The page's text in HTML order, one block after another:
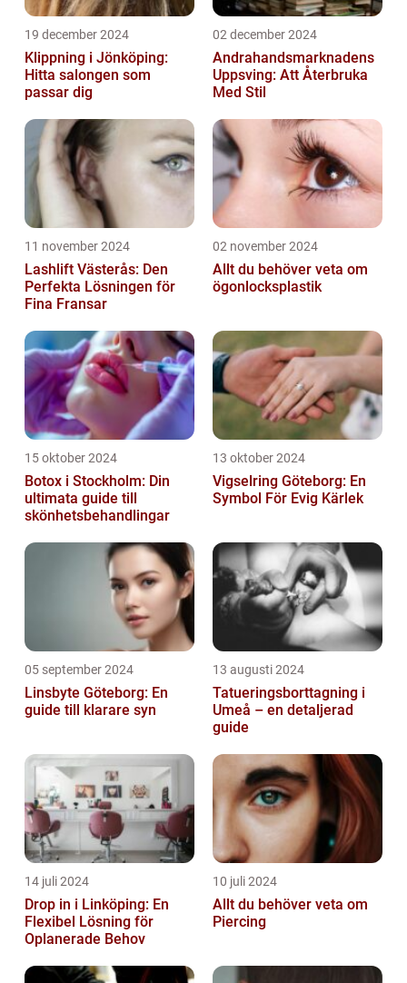
19 december 2024
Klippning i Jönköping:
Hitta salongen som
passar dig
02 december 2024
Andrahandsmarknadens
Uppsving: Att Återbruka
Med Stil
11 november 2024
Lashlift Västerås: Den
Perfekta Lösningen för
Fina Fransar
02 november 2024
Allt du behöver veta om
ögonlocksplastik
15 oktober 2024
Botox i Stockholm: Din
ultimata guide till
skönhetsbehandlingar
13 oktober 2024
Vigselring Göteborg: En
Symbol För Evig Kärlek
05 september 2024
Linsbyte Göteborg: En
guide till klarare syn
13 augusti 2024
Tatueringsborttagning i
Umeå – en detaljerad
guide
14 juli 2024
Drop in i Linköping: En
Flexibel Lösning för
Oplanerade Behov
10 juli 2024
Allt du behöver veta om
Piercing